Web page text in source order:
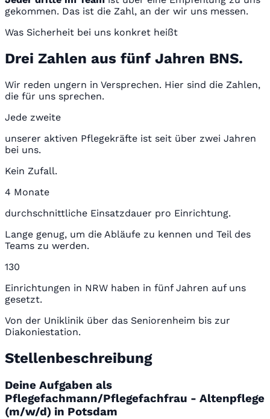
gekommen. Das ist die Zahl, an der wir uns messen.
Was Sicherheit bei uns konkret heißt
Drei Zahlen aus fünf Jahren BNS.
Wir reden ungern in Versprechen. Hier sind die Zahlen,
die für uns sprechen.
Jede zweite
unserer aktiven Pflegekräfte ist seit über zwei Jahren
bei uns.
Kein Zufall.
4 Monate
durchschnittliche Einsatzdauer pro Einrichtung.
Lange genug, um die Abläufe zu kennen und Teil des
Teams zu werden.
130
Einrichtungen in NRW haben in fünf Jahren auf uns
gesetzt.
Von der Uniklinik über das Seniorenheim bis zur
Diakoniestation.
Stellenbeschreibung
Deine Aufgaben als
Pflegefachmann/Pflegefachfrau - Altenpflege
(m/w/d) in Potsdam